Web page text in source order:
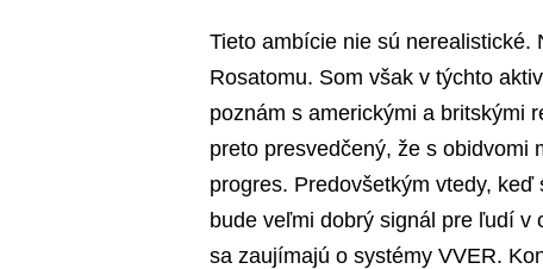
Tieto ambície nie sú nerealistické.
Rosatomu. Som však v týchto
poznám s americkými a britskými
preto presvedčený, že s obidvomi
progres. Predovšetkým vtedy,
bude veľmi dobrý signál pre ľudí v
sa zaujímajú o systémy VVER.